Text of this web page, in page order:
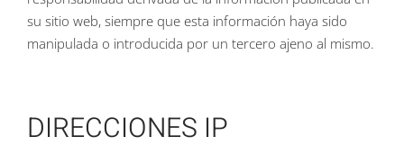
su sitio web, siempre que esta información haya sido
manipulada o introducida por un tercero ajeno al mismo.
DIRECCIONES IP